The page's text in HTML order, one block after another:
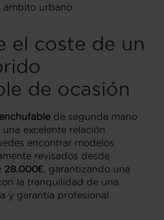
ámbito urbano.
el coste de un
de ocasión
de segunda mano
excelente relación
encontrar modelos
revisados desde
28.000€ , garantizando una
la tranquilidad de una
y garantía profesional.